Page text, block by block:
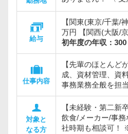
給与
【関東(東京/千葉/
万円 【関西(大阪/
初年度の年収： 300
仕事内容
【先輩のほとんど
成、資材管理、資
事務業務全般を担
対象と
なる方
【未経験・第二新
飲食/メーカー/事
社時期も相談可！